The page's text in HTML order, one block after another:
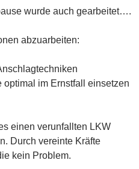
wurde auch gearbeitet….
abzuarbeiten:
optimal im Ernstfall einsetzen
einen verunfallten LKW
Durch vereinte Kräfte
kein Problem.